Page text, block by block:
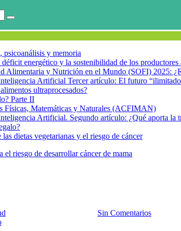
y memoria
energético y la sostenibilidad de los productores
Alimentaria y Nutrición en el Mundo (SOFI) 2025:
Artificial Tercer artículo: El futuro
ultraprocesados?
Parte II
Físicas, Matemáticas y Naturales (ACFIMAN)
Artificial. Segundo artículo: ¿Qué aporta la
dietas vegetarianas y el riesgo de cáncer
riesgo de desarrollar cáncer de mama
Sin Comentarios